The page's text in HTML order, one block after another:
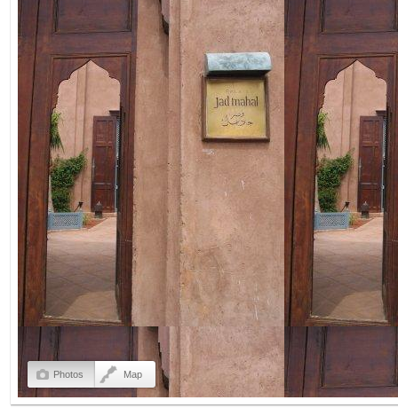
Photos Map